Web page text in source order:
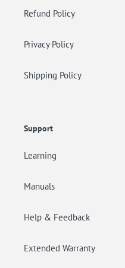
Refund Policy
Privacy Policy
Shipping Policy
Support
Learning
Manuals
Help & Feedback
Extended Warranty